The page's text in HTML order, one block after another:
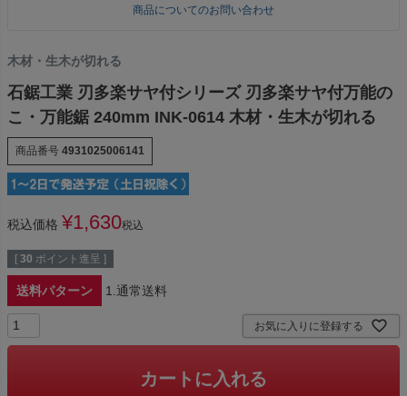
商品についてのお問い合わせ
木材・生木が切れる
石鋸工業 刃多楽サヤ付シリーズ 刃多楽サヤ付万能の
こ・万能鋸 240mm INK-0614 木材・生木が切れる
商品番号 4931025006141
税込価格 ¥1,630税込
[ 30 ポイント進呈 ]
送料パターン 1.通常送料
お気に入りに登録する
カートに入れる